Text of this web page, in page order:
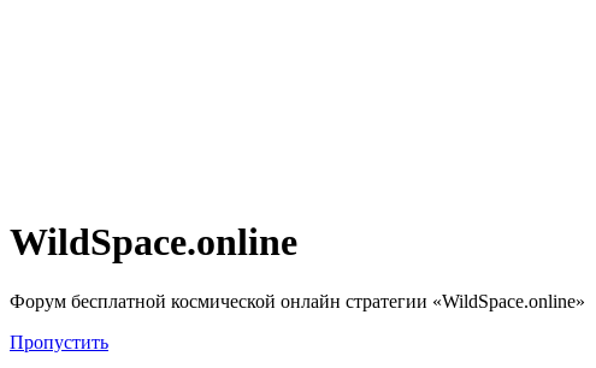
WildSpace.online
Форум бесплатной космической онлайн стратегии «WildSpace.online»
Пропустить